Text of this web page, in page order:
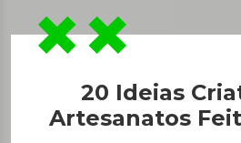
20 Ideias
Artesanatos